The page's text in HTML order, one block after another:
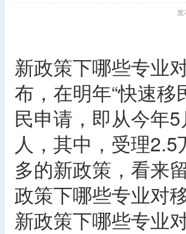
新政策下哪些专业
布，在明年“快速
民申请，即从今年
人，其中，受理
多的新政策，看来
政策下哪些专业对
新政策下哪些专业